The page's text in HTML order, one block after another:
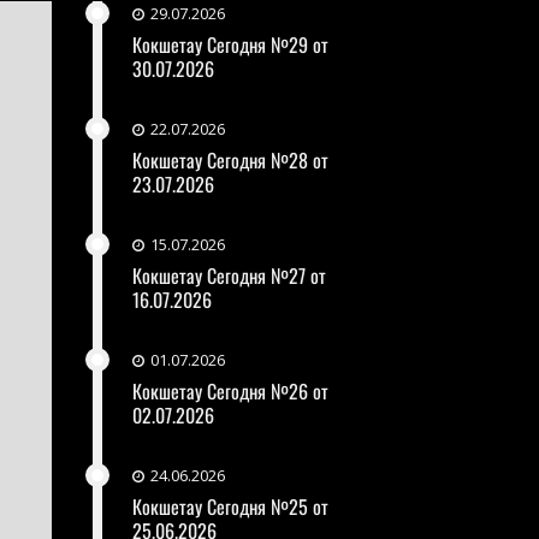
29.07.2026
Кокшетау Сегодня №29 от
30.07.2026
22.07.2026
Кокшетау Сегодня №28 от
23.07.2026
15.07.2026
Кокшетау Сегодня №27 от
16.07.2026
01.07.2026
Кокшетау Сегодня №26 от
02.07.2026
24.06.2026
Кокшетау Сегодня №25 от
25.06.2026